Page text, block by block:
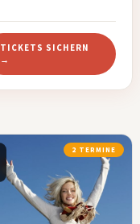
TICKETS SICHERN
→
2 TERMINE